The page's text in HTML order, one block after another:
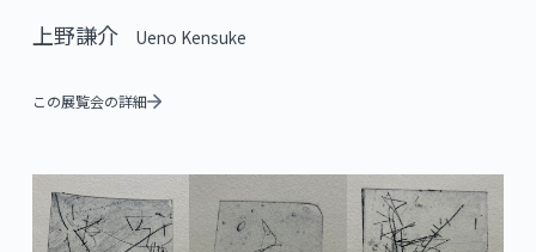
上野謙介 Ueno Kensuke
この展覧会の詳細